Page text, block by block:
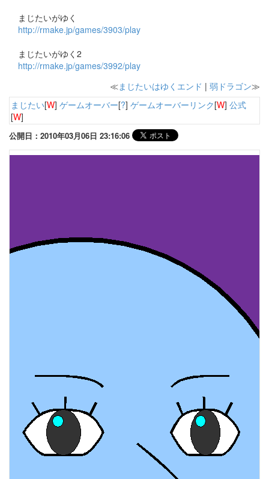
まじたいがゆく
http://rmake.jp/games/3903/play
まじたいがゆく2
http://rmake.jp/games/3992/play
≪まじたいはゆくエンド | 弱ドラゴン≫
まじたい[W] ゲームオーバー[?] ゲームオーバーリンク[W] 公式
[W]
公開日：2010年03月06日 23:16:06